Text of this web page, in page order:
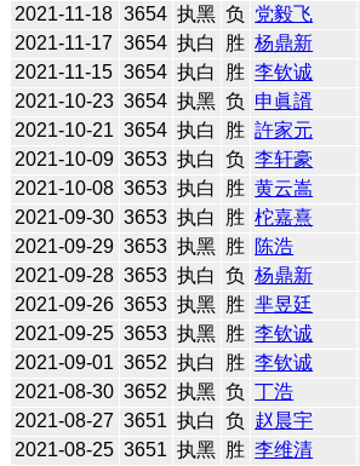
2021-11-18 3654 执黑 负 党毅飞
2021-11-17 3654 执白 胜 杨鼎新
2021-11-15 3654 执白 胜 李钦诚
2021-10-23 3654 执黑 负 申眞諝
2021-10-21 3654 执白 胜 許家元
2021-10-09 3653 执白 负 李轩豪
2021-10-08 3653 执白 胜 黄云嵩
2021-09-30 3653 执白 胜 柁嘉熹
2021-09-29 3653 执黑 胜 陈浩
2021-09-28 3653 执白 负 杨鼎新
2021-09-26 3653 执黑 胜 芈昱廷
2021-09-25 3653 执黑 胜 李钦诚
2021-09-01 3652 执白 胜 李钦诚
2021-08-30 3652 执黑 负 丁浩
2021-08-27 3651 执白 负 赵晨宇
2021-08-25 3651 执黑 胜 李维清